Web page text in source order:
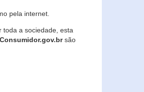
pela internet.
toda a sociedade, esta
Consumidor.gov.brsão